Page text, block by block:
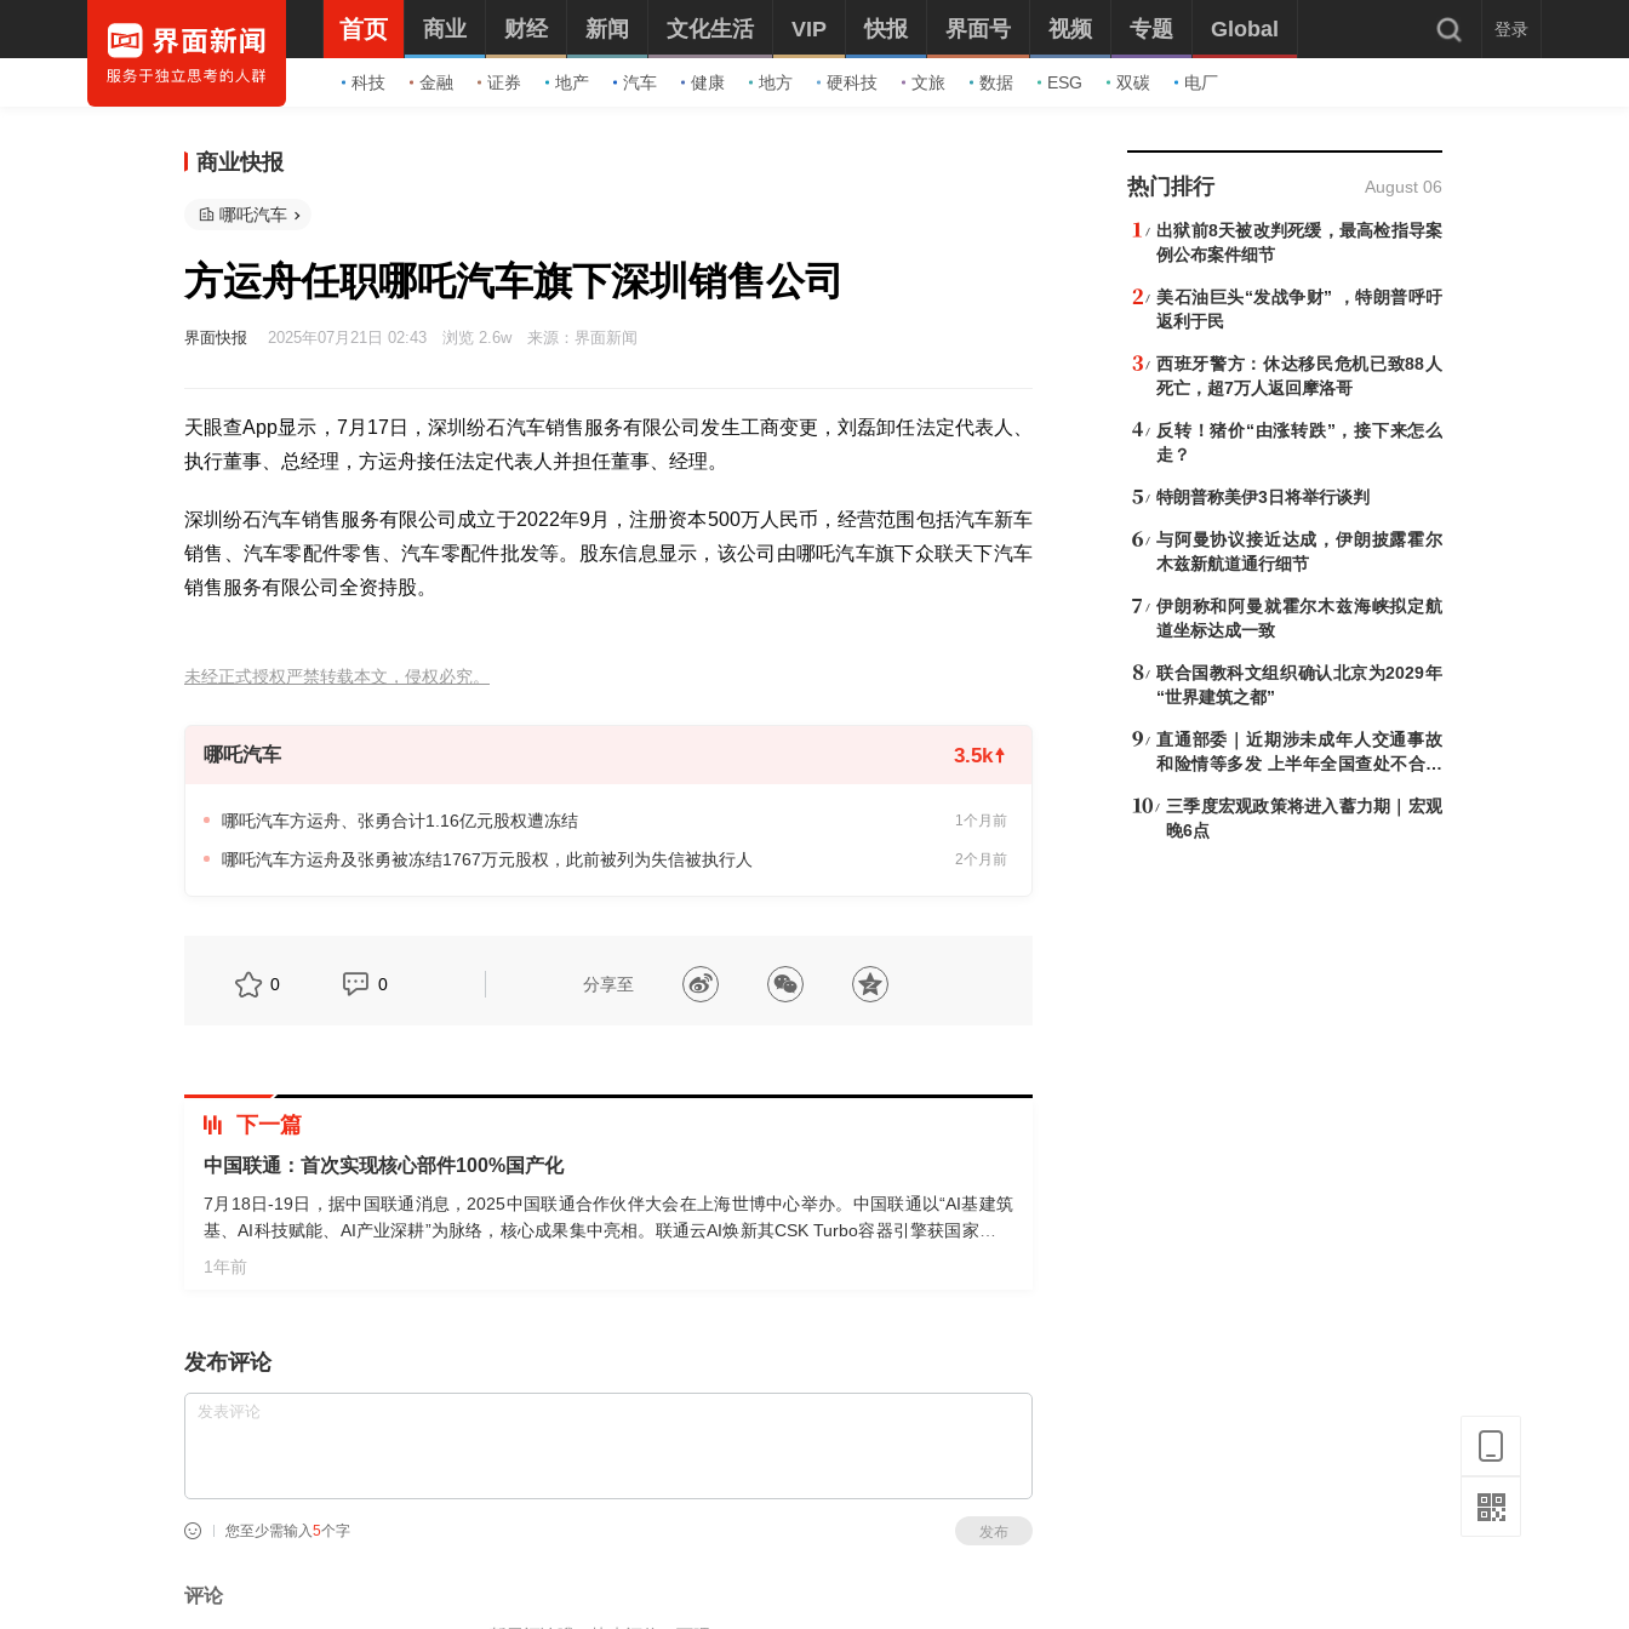
首页
科技 金融 证券 地产 汽车 健康 地方 硬科技 文旅 数据 ESG 双碳 电厂
商业 财经 新闻 文化生活 VIP 快报 界面号 视频 专题 Global 登录
商业快报
哪吒汽车
方运舟任职哪吒汽车旗下深圳销售公司
界面快报 2025年07月21日 02:43 浏览 2.6w 来源：界面新闻
天眼查App显示，7月17日，深圳纷石汽车销售服务有限公司发生工商变更，刘磊卸任法定代表人、
执行董事、总经理，方运舟接任法定代表人并担任董事、经理。
深圳纷石汽车销售服务有限公司成立于2022年9月，注册资本500万人民币，经营范围包括汽车新车
销售、汽车零配件零售、汽车零配件批发等。股东信息显示，该公司由哪吒汽车旗下众联天下汽车
销售服务有限公司全资持股。
未经正式授权严禁转载本文，侵权必究。
哪吒汽车 3.5k
哪吒汽车方运舟、张勇合计1.16亿元股权遭冻结 1个月前
哪吒汽车方运舟及张勇被冻结1767万元股权，此前被列为失信被执行人 2个月前
0 0 分享至
下一篇
中国联通：首次实现核心部件100%国产化
7月18日-19日，据中国联通消息，2025中国联通合作伙伴大会在上海世博中心举办。中国联通以“AI基建筑
基、AI科技赋能、AI产业深耕”为脉络，核心成果集中亮相。联通云AI焕新其CSK Turbo容器引擎获国家级认
证，首次实现云原生核心部件100%国产化。
1年前
发布评论
您至少需输入 5个字 发布
评论
热门排行 August 06
出狱前8天被改判死缓，最高检指导案
例公布案件细节
美石油巨头“发战争财” ，特朗普呼吁
返利于民
西班牙警方：休达移民危机已致88人
死亡，超7万人返回摩洛哥
反转！猪价“由涨转跌”，接下来怎么
走？
特朗普称美伊3日将举行谈判
与阿曼协议接近达成，伊朗披露霍尔
木兹新航道通行细节
伊朗称和阿曼就霍尔木兹海峡拟定航
道坐标达成一致
联合国教科文组织确认北京为2029年
“世界建筑之都”
直通部委｜近期涉未成年人交通事故
和险情等多发 上半年全国查处不合格
三季度宏观政策将进入蓄力期｜宏观
晚6点